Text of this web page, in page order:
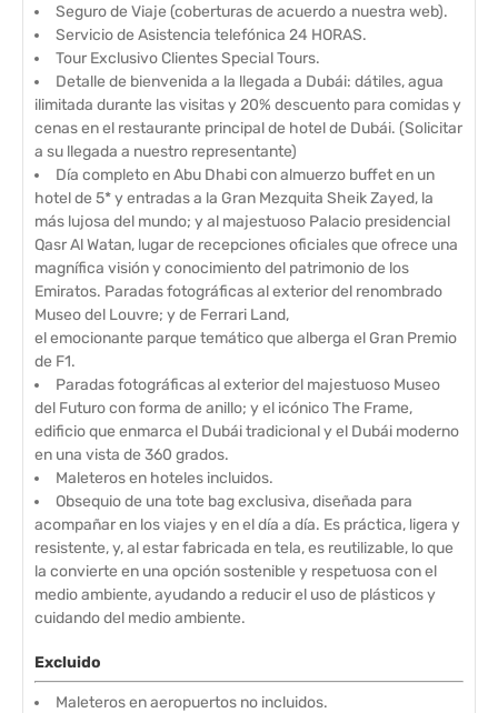
Seguro de Viaje (coberturas de acuerdo a nuestra web).
Servicio de Asistencia telefónica 24 HORAS.
Tour Exclusivo Clientes Special Tours.
Detalle de bienvenida a la llegada a Dubái: dátiles, agua
ilimitada durante las visitas y 20% descuento para comidas y
cenas en el restaurante principal de hotel de Dubái. (Solicitar
a su llegada a nuestro representante)
Día completo en Abu Dhabi con almuerzo buffet en un
hotel de 5* y entradas a la Gran Mezquita Sheik Zayed, la
más lujosa del mundo; y al majestuoso Palacio presidencial
Qasr Al Watan, lugar de recepciones oficiales que ofrece una
magnífica visión y conocimiento del patrimonio de los
Emiratos. Paradas fotográficas al exterior del renombrado
Museo del Louvre; y de Ferrari Land,
el emocionante parque temático que alberga el Gran Premio
de F1.
Paradas fotográficas al exterior del majestuoso Museo
del Futuro con forma de anillo; y el icónico The Frame,
edificio que enmarca el Dubái tradicional y el Dubái moderno
en una vista de 360 grados.
Maleteros en hoteles incluidos.
Obsequio de una tote bag exclusiva, diseñada para
acompañar en los viajes y en el día a día. Es práctica, ligera y
resistente, y, al estar fabricada en tela, es reutilizable, lo que
la convierte en una opción sostenible y respetuosa con el
medio ambiente, ayudando a reducir el uso de plásticos y
cuidando del medio ambiente.
Excluido
Maleteros en aeropuertos no incluidos.